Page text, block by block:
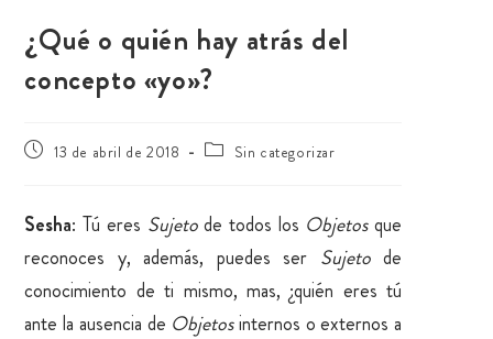
¿Qué o quién hay atrás del
concepto «yo»?
13 de abril de 2018 Sin categorizar
Sesha: Tú eres Sujetode todos los Objetosque
reconoces y, además, puedes ser Sujetode
conocimiento de ti mismo, mas, ¿quién eres tú
ante la ausencia de Objetosinternos o externos a